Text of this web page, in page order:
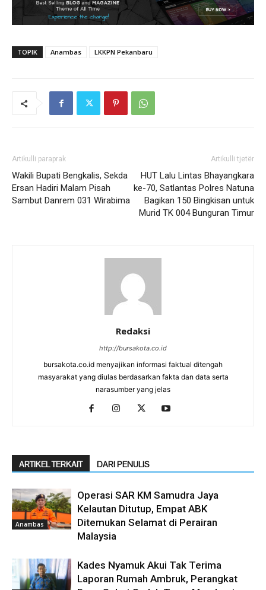
TOPIK Anambas LKKPN Pekanbaru
Artikulli paraprak
Wakili Bupati Bengkalis, Sekda
Ersan Hadiri Malam Pisah
Sambut Danrem 031 Wirabima
Artikulli tjetër
HUT Lalu Lintas Bhayangkara
ke-70, Satlantas Polres Natuna
Bagikan 150 Bingkisan untuk
Murid TK 004 Bunguran Timur
Redaksi
http://bursakota.co.id
bursakota.co.id menyajikan informasi faktual ditengah
masyarakat yang diulas berdasarkan fakta dan data serta
narasumber yang jelas
ARTIKEL TERKAIT DARI PENULIS
Anambas
Operasi SAR KM Samudra Jaya
Kelautan Ditutup, Empat ABK
Ditemukan Selamat di Perairan
Malaysia
Kades Nyamuk Akui Tak Terima
Laporan Rumah Ambruk, Perangkat